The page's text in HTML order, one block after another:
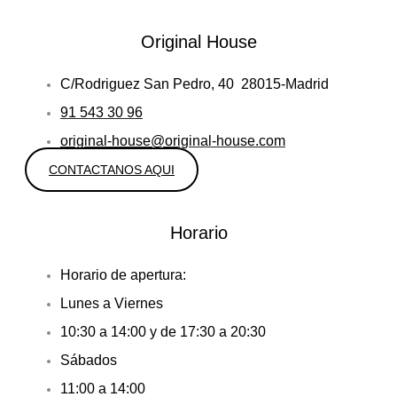
Original House
C/Rodriguez San Pedro, 40 28015-Madrid
91 543 30 96
original-house@original-house.com
CONTACTANOS AQUI
Horario
Horario de apertura:
Lunes a Viernes
10:30 a 14:00 y de 17:30 a 20:30
Sábados
11:00 a 14:00